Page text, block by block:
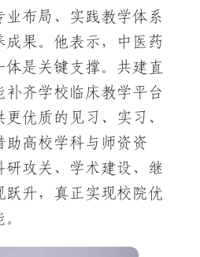
业布局、实践教学体系
成果。他表示，中医药
是关键支撑。共建直
补齐学校临床教学平台
优质的见习、实习、
助高校学科与师资资
研攻关、学术建设、继
跃升，真正实现校院优